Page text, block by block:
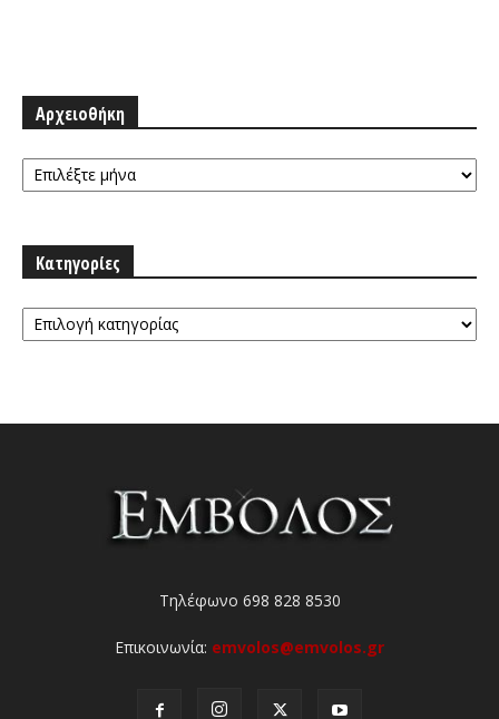
Αρχειοθήκη
Αρχειοθήκη
Κατηγορίες
Κατηγορίες
Τηλέφωνο 698 828 8530
Επικοινωνία: emvolos@emvolos.gr